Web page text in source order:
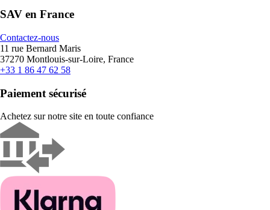
SAV en France
Contactez-nous
11 rue Bernard Maris
37270 Montlouis-sur-Loire, France
+33 1 86 47 62 58
Paiement sécurisé
Achetez sur notre site en toute confiance